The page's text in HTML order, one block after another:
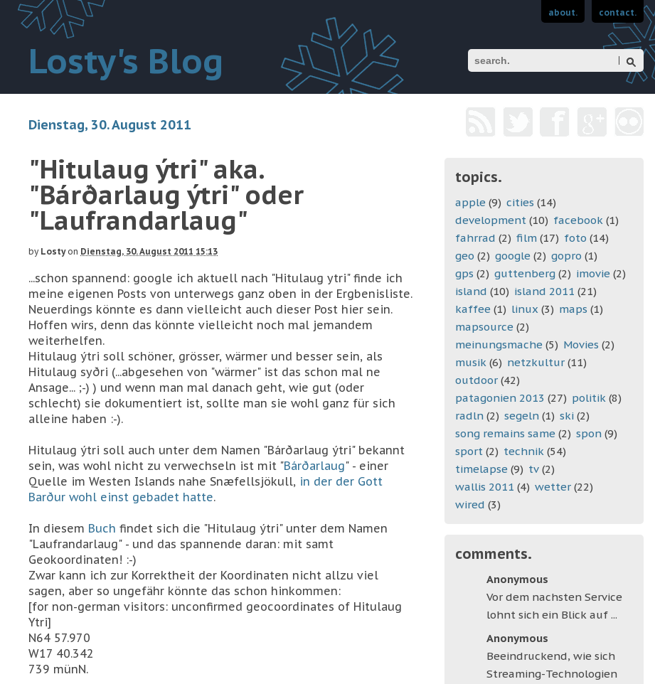
Losty's Blog
about. contact.
Suchen
Dienstag, 30. August 2011
"Hitulaug ýtri" aka.
"Bárðarlaug ýtri" oder
"Laufrandarlaug"
by Losty on Dienstag, 30. August 2011 15:13
...schon spannend: google ich aktuell nach "Hitulaug ytri" finde ich
meine eigenen Posts von unterwegs ganz oben in der Ergbenisliste.
Neuerdings könnte es dann vielleicht auch dieser Post hier sein.
Hoffen wirs, denn das könnte vielleicht noch mal jemandem
weiterhelfen.
Hitulaug ýtri soll schöner, grösser, wärmer und besser sein, als
Hitulaug syðri (...abgesehen von "wärmer" ist das schon mal ne
Ansage... ;-) ) und wenn man mal danach geht, wie gut (oder
schlecht) sie dokumentiert ist, sollte man sie wohl ganz für sich
alleine haben :-).
Hitulaug ýtri soll auch unter dem Namen "Bárðarlaug ýtri" bekannt
sein, was wohl nicht zu verwechseln ist mit "Bárðarlaug" - einer
Quelle im Westen Islands nahe Snæfellsjökull, in der der Gott
Barður wohl einst gebadet hatte.
In diesem Buch findet sich die "Hitulaug ýtri" unter dem Namen
"Laufrandarlaug" - und das spannende daran: mit samt
Geokoordinaten! :-)
Zwar kann ich zur Korrektheit der Koordinaten nicht allzu viel
sagen, aber so ungefähr könnte das schon hinkommen:
[for non-german visitors: unconfirmed geocoordinates of Hitulaug
Ytri]
N64 57.970
W17 40.342
739 münN.
topics.
apple (9) cities (14)
development (10) facebook (1)
fahrrad (2) film (17) foto (14)
geo (2) google (2) gopro (1)
gps (2) guttenberg (2) imovie (2)
island (10) island 2011 (21)
kaffee (1) linux (3) maps (1)
mapsource (2)
meinungsmache (5) Movies (2)
musik (6) netzkultur (11)
outdoor (42)
patagonien 2013 (27) politik (8)
radln (2) segeln (1) ski (2)
song remains same (2) spon (9)
sport (2) technik (54)
timelapse (9) tv (2)
wallis 2011 (4) wetter (22)
wired (3)
comments.
Anonymous
Vor dem nachsten Service
lohnt sich ein Blick auf ...
Anonymous
Beeindruckend, wie sich
Streaming-Technologien